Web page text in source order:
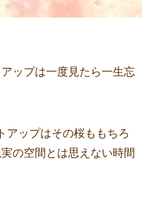
ップは一度見たら一生忘
アップはその桜ももちろ
の空間とは思えない時間